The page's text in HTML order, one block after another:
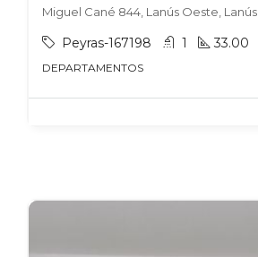
Miguel Cané 844, Lanús Oeste, Lanús
Peyras-167198 1 33.00
DEPARTAMENTOS